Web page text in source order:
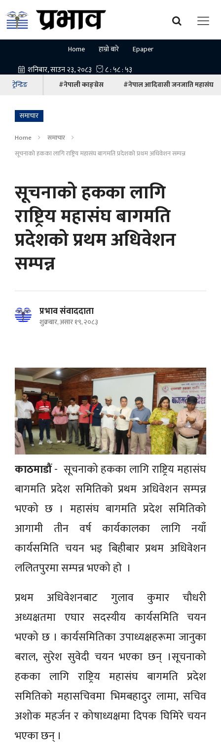
Home हाम्रो बारे Epaper
ट्रेन्डिङ #नेपाली काङ्ग्रेस #नेपाल आदिवासी जनजाति महासंघ
समाचार
Home
समाचार
सूचनाको हकका लागि राष्ट्रिय महासंघ बागमति प्रदेशको प्रथम अधिवेशन सम्पन्न
सूचनाको हकका लागि
राष्ट्रिय महासंघ बागमति
प्रदेशको प्रथम अधिवेशन
सम्पन्न
प्रभाव संवाददाता
शुक्रबार, असार १९, २०८३
काठमाडौं- सूचनाको हकका लागि राष्ट्रिय महासंघ
बागमति प्रदेश समितिको प्रथम अधिवेशन सम्पन्न
भएको छ । महासंघ बागमति प्रदेश समितिको
आगामी तीन वर्ष कार्यकालका लागि नयाँ
कार्यसमिति चयन भइ बिहीबार प्रथम अधिवेशन
ललितपुरमा सम्पन्न भएको हाे ।
प्रथम अधिवेशनबाट गुलाव कुमार चौधरी
अध्यक्षतमा एघार सदस्यीय कार्यसमिति चयन
भएको छ । कार्यसमितिका उपाध्यक्षहरूमा जानुका
बराल, सुरेश सुवेदी चयन भएका छन् ।सूचनाको
हकका लागि राष्ट्रिय महासंघ बागमति प्रदेश
समितिको महासचिवमा भिमबहादुर लामा, सचिव
अशोक महर्जन र कोषाध्यक्षमा दिपक घिमिरे चयन
भएका छन् ।